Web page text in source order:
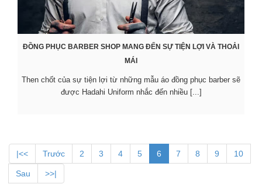
ĐỒNG PHỤC BARBER SHOP MANG ĐẾN SỰ TIỆN LỢI VÀ THOẢI
MÁI
Then chốt của sự tiện lợi từ những mẫu áo đồng phục barber sẽ
được Hadahi Uniform nhắc đến nhiều [...]
|<< Trước 2 3 4 5 6 7 8 9 10
Sau >>|